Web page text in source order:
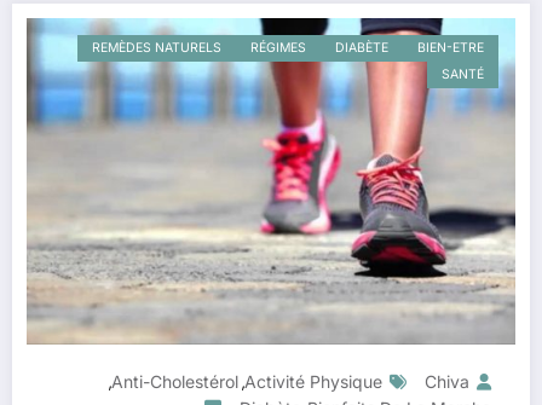
BIEN-ETRE
DIABÈTE
RÉGIMES
REMÈDES NATURELS
SANTÉ
Chiva
Activité Physique
,
Anti-Cholestérol
,